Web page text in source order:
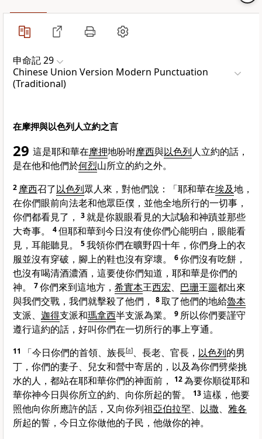
申命記 29
Chinese Union Version Modern Punctuation
(Traditional)
在摩押與以色列人立約之言
29 這是耶和華在摩押地吩咐摩西與以色列人立約的話，
是在他和他們於何烈山所立的約之外。
2 摩西召了以色列眾人來，對他們說：「耶和華在埃及地，
在你們眼前向法老和他眾臣僕，並他全地所行的一切事，
你們都看見了，
3就是你親眼看見的大試驗和神蹟並那些
大奇事。
4但耶和華到今日沒有使你們心能明白，眼能看
見，耳能聽見。
5我領你們在曠野四十年，你們身上的衣
服並沒有穿破，腳上的鞋也沒有穿壞。
6你們沒有吃餅，
也沒有喝清酒濃酒，這要使你們知道，耶和華是你們的
神。
7你們來到這地方， 希實本王西宏、 巴珊王噩都出來
與我們交戰，我們就擊殺了他們，
8取了他們的地給魯本
支派、 迦得支派和瑪拿西半支派為業。 9 所以你們要謹守
遵行這約的話，好叫你們在一切所行的事上亨通。
11 「今日你們的首領、族長[a]、長老、官長， 以色列的男
丁，你們的妻子、兒女和營中寄居的，以及為你們劈柴挑
水的人，都站在耶和華你們的神面前，
12為要你順從耶和
華你神今日與你所立的約、向你所起的誓。
13這樣，他要
照他向你所應許的話，又向你列祖亞伯拉罕、 以撒、 雅各
所起的誓，今日立你做他的子民，他做你的神。